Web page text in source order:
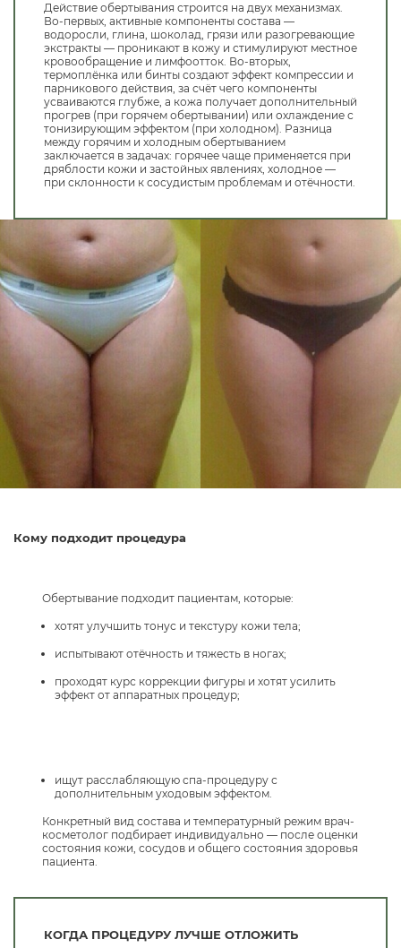
Действие обертывания строится на двух механизмах.
Во-первых, активные компоненты состава —
водоросли, глина, шоколад, грязи или разогревающие
экстракты — проникают в кожу и стимулируют местное
кровообращение и лимфоотток. Во-вторых,
термоплёнка или бинты создают эффект компрессии и
парникового действия, за счёт чего компоненты
усваиваются глубже, а кожа получает дополнительный
прогрев (при горячем обертывании) или охлаждение с
тонизирующим эффектом (при холодном). Разница
между горячим и холодным обертыванием
заключается в задачах: горячее чаще применяется при
дряблости кожи и застойных явлениях, холодное —
при склонности к сосудистым проблемам и отёчности.
Кому подходит процедура
Обертывание подходит пациентам, которые:
хотят улучшить тонус и текстуру кожи тела;
испытывают отёчность и тяжесть в ногах;
проходят курс коррекции фигуры и хотят усилить
эффект от аппаратных процедур;
ищут расслабляющую спа-процедуру с
дополнительным уходовым эффектом.
Конкретный вид состава и температурный режим врач-
косметолог подбирает индивидуально — после оценки
состояния кожи, сосудов и общего состояния здоровья
пациента.
КОГДА ПРОЦЕДУРУ ЛУЧШЕ ОТЛОЖИТЬ